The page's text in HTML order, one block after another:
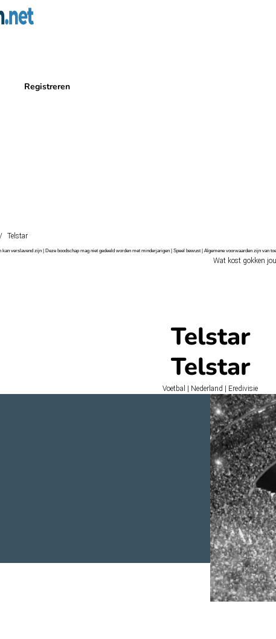
Registreren
/ Telstar
verslavend zijn | Deze boodschap mag niet gedeeld worden met minderjarigen | Speel bewust | Algemene voorwaarden zijn van
Wat kost gokken
Telstar
Telstar
Voetbal | Nederland | Eredivisie